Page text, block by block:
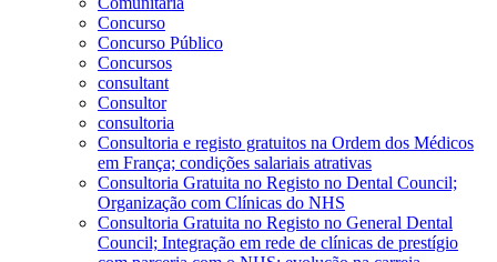
Concurso
Concurso Público
Concursos
consultant
Consultor
consultoria
Consultoria e registo gratuitos na Ordem dos Médicos
em França; condições salariais atrativas
Consultoria Gratuita no Registo no Dental Council;
Organização com Clínicas do NHS
Consultoria Gratuita no Registo no General Dental
Council; Integração em rede de clínicas de prestígio